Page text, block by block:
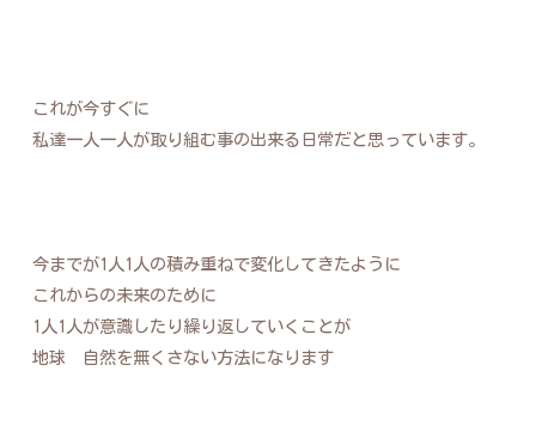
これが今すぐに
私達一人一人が取り組む事の出来る日常だと思っています。
今までが1人1人の積み重ねで変化してきたように
これからの未来のために
1人1人が意識したり繰り返していくことが
地球 自然を無くさない方法になります